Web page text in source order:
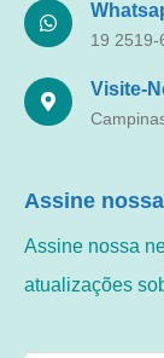
19 2519-
Visite-
Assine
Assine nossa
atualizações